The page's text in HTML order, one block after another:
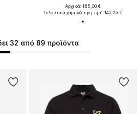
Αρχικά: 165,00 €
Τελευταία χαμηλότερη τιμή:140,25 €
32 από 89 προϊόντα